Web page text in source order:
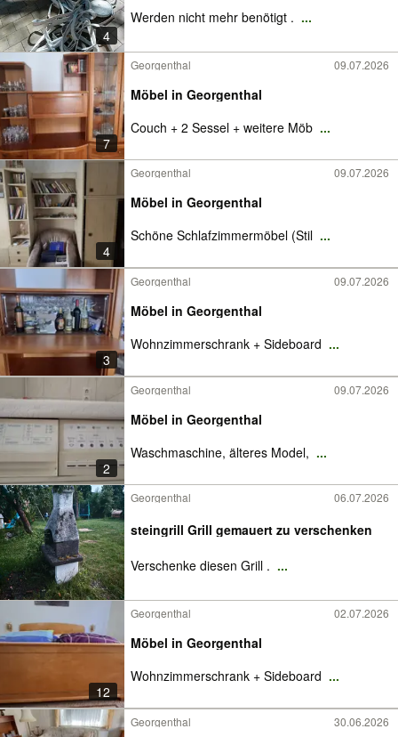
4
Werden nicht mehr benötigt . ...
7
Georgenthal 09.07.2026
Möbel in Georgenthal
Couch + 2 Sessel + weitere Möb ...
4
Georgenthal 09.07.2026
Möbel in Georgenthal
Schöne Schlafzimmermöbel (Stil ...
3
Georgenthal 09.07.2026
Möbel in Georgenthal
Wohnzimmerschrank + Sideboard ...
2
Georgenthal 09.07.2026
Möbel in Georgenthal
Waschmaschine, älteres Model, ...
Georgenthal 06.07.2026
steingrill Grill gemauert zu verschenken
Verschenke diesen Grill . ...
12
Georgenthal 02.07.2026
Möbel in Georgenthal
Wohnzimmerschrank + Sideboard ...
Georgenthal 30.06.2026